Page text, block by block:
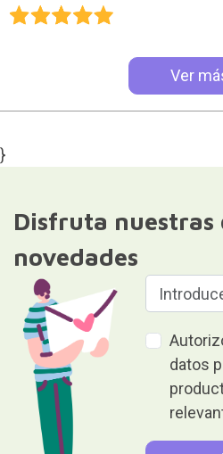
Ver
}
Disfruta nuestras
novedades
datos